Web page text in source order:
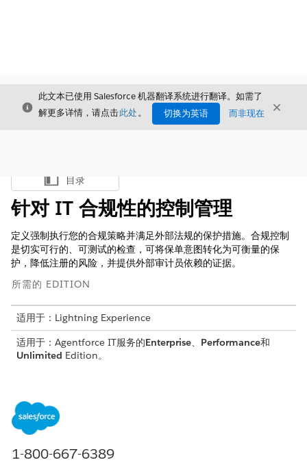
关闭
此文本已使用 Salesforce 机器翻译系统进行翻译。如需了
解更多详情，请点击此处。 切换为英语 而非现在 关闭
显示目录
目录
针对 IT 合规性的控制管理
定义强制执行您的合规策略并满足外部法规的保护措施。合规控制
是切实可行的、可测试的检查，可将保单意图转化为可衡量的保
护，降低注册的风险，并提供外部审计员依赖的证据。
所需的 EDITION
适用于：Lightning Experience
适用于：Agentforce IT服务的Enterprise、 Performance和
Unlimited Edition。
足法规并降低风险。了解控制如何映射到风险、业务运营流程和
资产，以及控制测试如何融入证据收集和补救工作流。
为 IT 合规性设置控制管理
1-800-667-6389